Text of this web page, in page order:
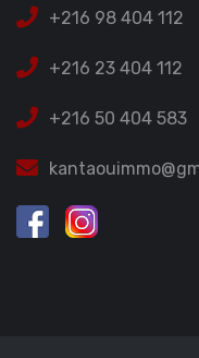
+216 98 404 112
+216 23 404 112
+216 50 404 583